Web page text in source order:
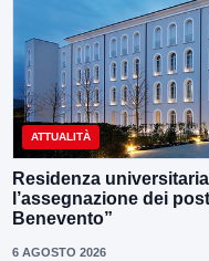
ATTUALITÀ
Residenza
l’assegnazione dei
Benevento”
6 AGOSTO 2026